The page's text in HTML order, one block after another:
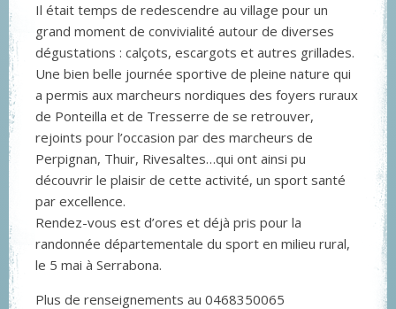
Il était temps de redescendre au village pour un
grand moment de convivialité autour de diverses
dégustations : calçots, escargots et autres grillades.
Une bien belle journée sportive de pleine nature qui
a permis aux marcheurs nordiques des foyers ruraux
de Ponteilla et de Tresserre de se retrouver,
rejoints pour l’occasion par des marcheurs de
Perpignan, Thuir, Rivesaltes…qui ont ainsi pu
découvrir le plaisir de cette activité, un sport santé
par excellence.
Rendez-vous est d’ores et déjà pris pour la
randonnée départementale du sport en milieu rural,
le 5 mai à Serrabona.
Plus de renseignements au 0468350065